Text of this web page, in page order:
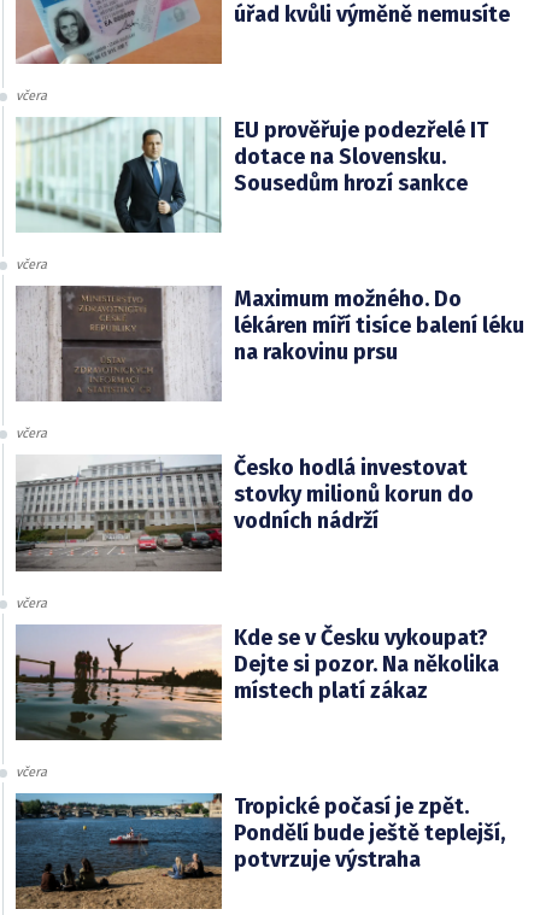
úřad kvůli výměně nemusíte
včera
EU prověřuje podezřelé IT
dotace na Slovensku.
Sousedům hrozí sankce
včera
Maximum možného. Do
lékáren míří tisíce balení léku
na rakovinu prsu
včera
Česko hodlá investovat
stovky milionů korun do
vodních nádrží
včera
Kde se v Česku vykoupat?
Dejte si pozor. Na několika
místech platí zákaz
včera
Tropické počasí je zpět.
Pondělí bude ještě teplejší,
potvrzuje výstraha